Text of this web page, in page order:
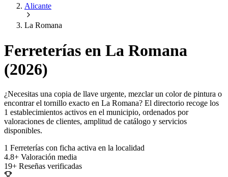
Alicante
La Romana
Ferreterías en La Romana
(2026)
¿Necesitas una copia de llave urgente, mezclar un color de pintura o
encontrar el tornillo exacto en La Romana? El directorio recoge los
1 establecimientos activos en el municipio, ordenados por
valoraciones de clientes, amplitud de catálogo y servicios
disponibles.
1 Ferreterías con ficha activa en la localidad
4.8+ Valoración media
19+ Reseñas verificadas